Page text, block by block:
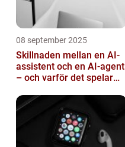
08 september 2025
Skillnaden mellan en AI-
assistent och en AI-agent
– och varför det spelar